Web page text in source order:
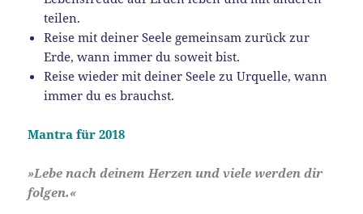
teilen.
Reise mit deiner Seele gemeinsam zurück zur
Erde, wann immer du soweit bist.
Reise wieder mit deiner Seele zu Urquelle, wann
immer du es brauchst.
Mantra für 2018
»Lebe nach deinem Herzen und viele werden dir
folgen.«